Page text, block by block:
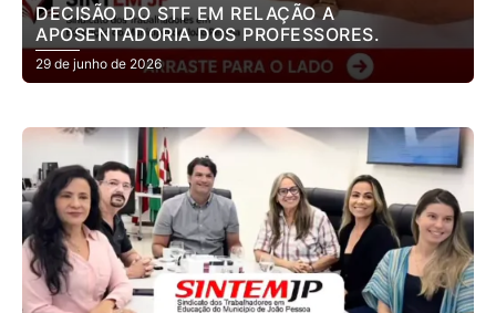
DECISÃO DO STF EM RELAÇÃO A
APOSENTADORIA DOS PROFESSORES.
29 de junho de 2026